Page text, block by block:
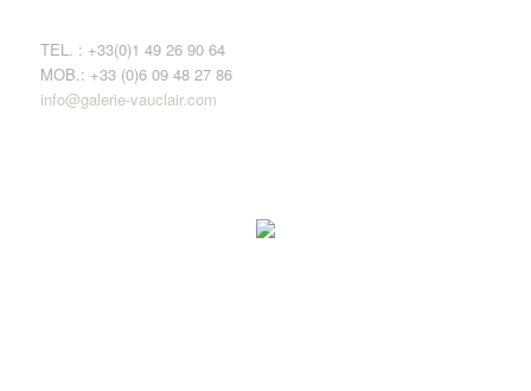
TEL. : +33(0)1 49 26 90 64
MOB.: +33 (0)6 09 48 27 86
info@galerie-vauclair.com